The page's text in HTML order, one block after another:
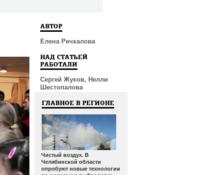
АВТОР
Елена Речкалова
НАД СТАТЬЕЙ
РАБОТАЛИ
Сергей Жуков, Нелли
Шестопалова
ГЛАВНОЕ В РЕГИОНЕ
Чистый воздух. В
Челябинской области
опробуют новые технологии